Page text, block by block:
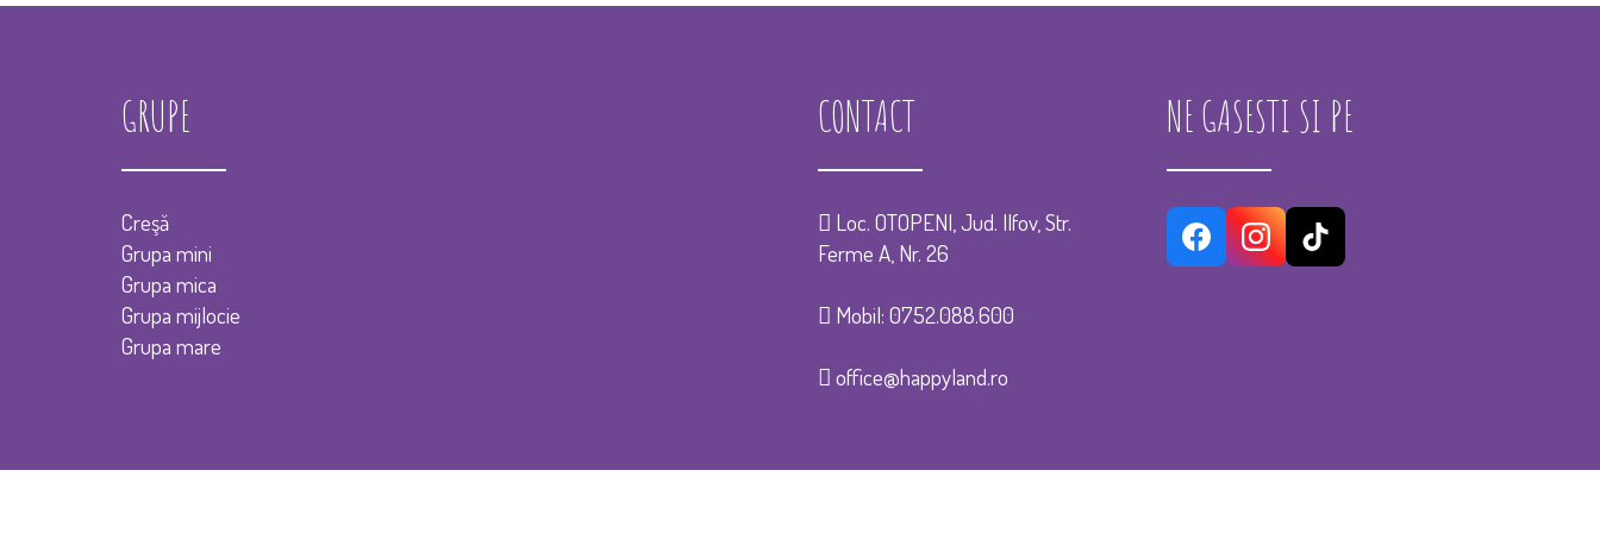
GRUPE
Creşă
Grupa mini
Grupa mica
Grupa mijlocie
Grupa mare
CONTACT
Loc. OTOPENI, Jud. Ilfov, Str.
Ferme A, Nr. 26
Mobil: 0752.088.600
office@happyland.ro
NE GASESTI SI PE